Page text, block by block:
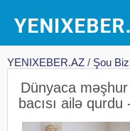
YENIXEBER.AZ / Şou
Dünyaca məşhur
bacısı ailə